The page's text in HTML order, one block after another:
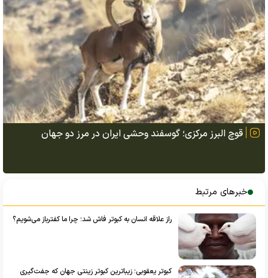
قوچ البرز مرکزی؛ گوسفند وحشی ایران در مرز دو جهان
خبرهای مرتبط
راز علاقه انسان به کبوتر فاش شد؛ چرا ما کفترباز می‌شویم؟
کبوتر یعقوبی؛ زیباترین کبوتر زینتی جهان که جفت‌گیری